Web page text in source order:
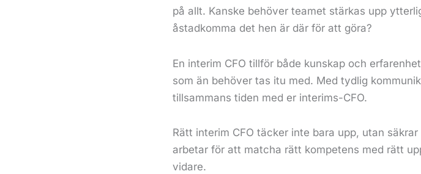
på allt. Kanske behöver teamet stärkas upp
åstadkomma det hen är där för att göra?
En interim CFO tillför både kunskap och
som än behöver tas itu med. Med tydlig
tillsammans tiden med er interims-CFO.
Rätt interim CFO täcker inte bara upp, utan
arbetar för att matcha rätt kompetens med rätt
vidare.